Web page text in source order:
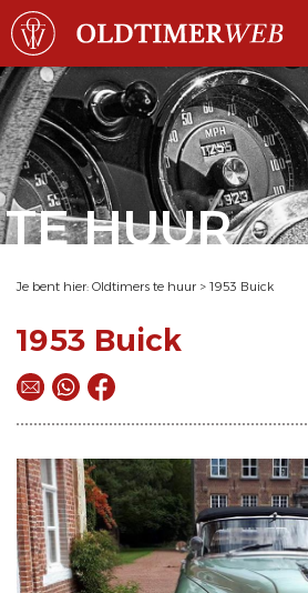
TE HUUR
Je bent hier: Oldtimers te huur > 1953 Buick
1953 Buick